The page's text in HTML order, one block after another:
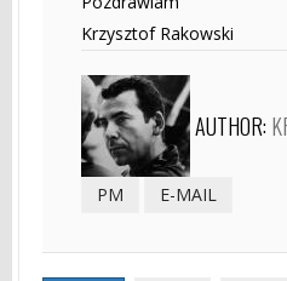
Krzysztof Rakowski
AUTHOR:
PM E-MAIL